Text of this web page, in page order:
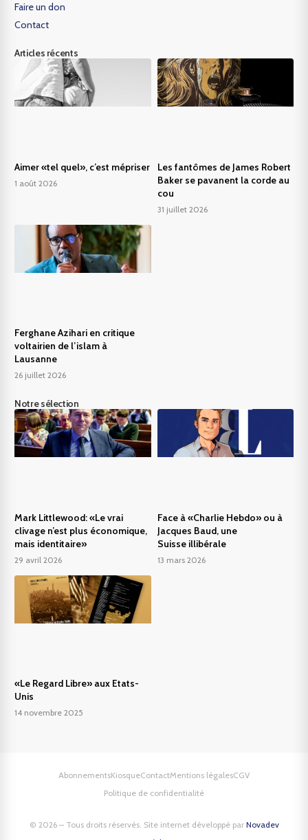
Faire un don
Contact
Articles récents
Aimer «tel quel», c’est mépriser
1 août 2026
Les fantômes de James Robert
Baker se pavanent la corde au
cou
31 juillet 2026
Ferghane Azihari en critique
voltairien de l’islam à
Lausanne
26 juillet 2026
Notre sélection
Mark Littlewood: «Le vrai
clivage n’est plus économique,
mais identitaire»
29 avril 2026
Face à «Charlie Hebdo» ou à
Jacques Baud, une
Suisse illibérale
13 mars 2026
«Le Regard Libre» aux Etats-
Unis
14 novembre 2025
© 2026 – Tous droits réservés. Site internet développé par Novadev
AbonnementsKiosqueContactMentions légalesCGV
Politique de confidentialité